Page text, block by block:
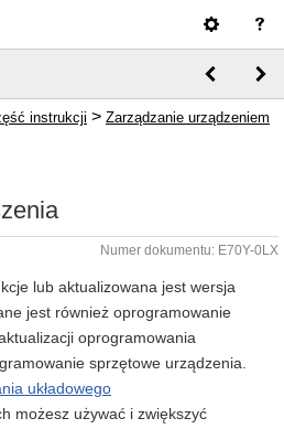
instrukcji > Zarządzanie urządzeniem
Numer dokumentu: E70Y-0LX
lub aktualizowana jest wersja
jest również oprogramowanie
oprogramowania
sprzętowe urządzenia.
układowego
możesz używać i zwiększyć